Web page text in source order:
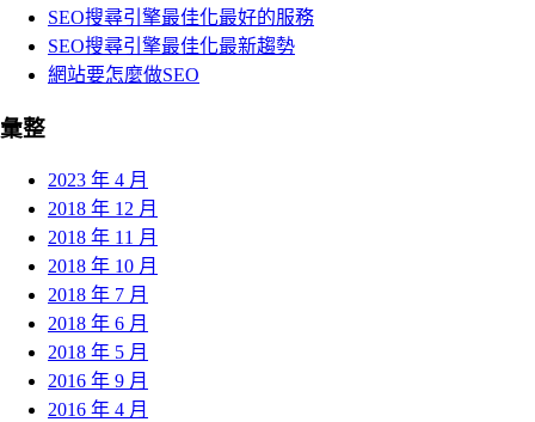
SEO搜尋引擎最佳化最好的服務
SEO搜尋引擎最佳化最新趨勢
網站要怎麼做SEO
彙整
2023 年 4 月
2018 年 12 月
2018 年 11 月
2018 年 10 月
2018 年 7 月
2018 年 6 月
2018 年 5 月
2016 年 9 月
2016 年 4 月